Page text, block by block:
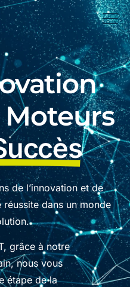
de l’innovation et de
réussite dans un monde
grâce à notre
nous vous
étape de la